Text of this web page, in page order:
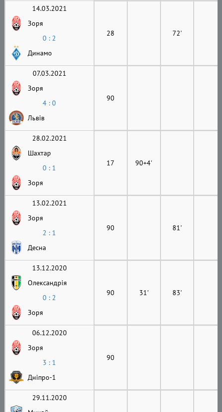
14.03.2021
Зоря
0 : 2
Динамо
28 72'
07.03.2021
Зоря
4 : 0
Львів
90
28.02.2021
Шахтар
0 : 1
Зоря
17 90+4'
13.02.2021
Зоря
2 : 1
Десна
90 81'
13.12.2020
Олександрія
0 : 2
Зоря
90 31' 83'
06.12.2020
Зоря
3 : 1
Дніпро-1
90
29.11.2020